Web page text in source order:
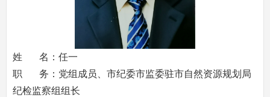
姓 名：任一
职 务：党组成员、市纪委市监委驻市自然资源规划局
纪检监察组组长